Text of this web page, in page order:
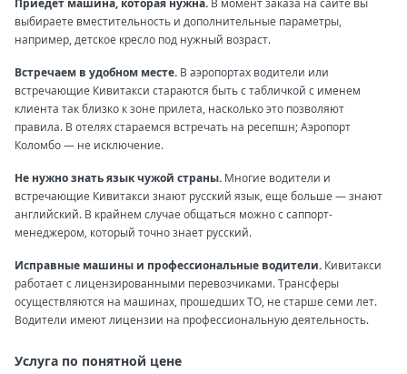
выбираете вместительность и дополнительные параметры,
например, детское кресло под нужный возраст.
Встречаем в удобном месте. В аэропортах водители или
встречающие Кивитакси стараются быть с табличкой с именем
клиента так близко к зоне прилета, насколько это позволяют
правила. В отелях стараемся встречать на ресепшн; Аэропорт
Коломбо — не исключение.
Не нужно знать язык чужой страны. Многие водители и
встречающие Кивитакси знают русский язык, еще больше — знают
английский. В крайнем случае общаться можно с саппорт-
менеджером, который точно знает русский.
Исправные машины и профессиональные водители. Кивитакси
работает с лицензированными перевозчиками. Трансферы
осуществляются на машинах, прошедших ТО, не старше семи лет.
Водители имеют лицензии на профессиональную деятельность.
Услуга по понятной цене